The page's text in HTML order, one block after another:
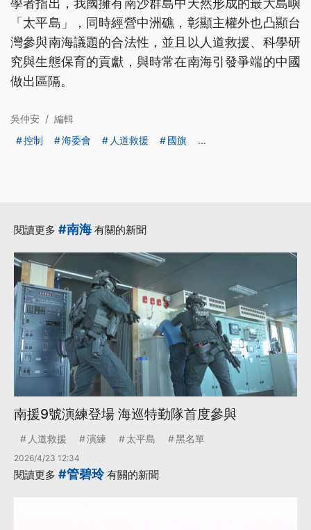
學者指出，我國擁有南沙群島中天然形成的最大島嶼
「太平島」，同時經營中洲礁，彰顯主權外也凸顯台
灣參與南海議題的合法性，並且以人道救援、科學研
究與生態保育的貢獻，與時常在南海引發爭端的中國
做出區隔。
吳仲安 / 編輯
控制
海委會 人道救援 國旗 ...
閱讀更多 #南海 有關的新聞
南援9號演練登場 海巡特勤隊首度參與
人道救援 演練 太平島 黑名單
2026/4/23 12:34
閱讀更多 #管碧玲有關的新聞